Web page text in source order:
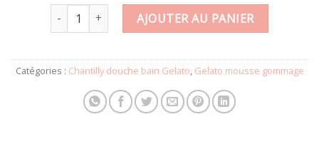
quantité de Gelato mousse gommage FRAMBOISE
AJOUTER AU PANIER
Catégories : Chantilly douche bain Gelato, Gelato mousse gommage